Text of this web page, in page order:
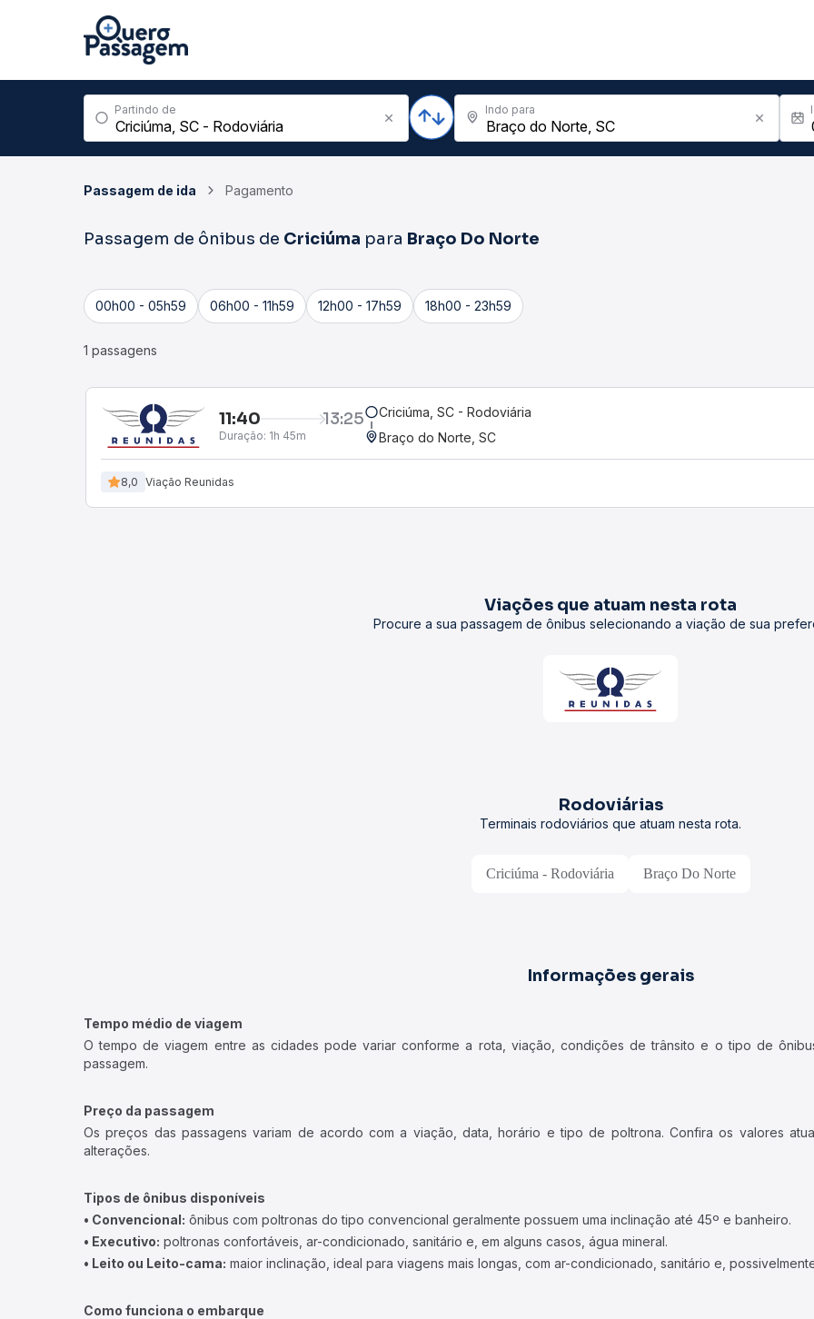
Partindo de Indo para
Passagem de ida Pagamento
Passagem de ônibus de Criciúma para Braço Do Norte
00h00 - 05h59 06h00 - 11h59 12h00 - 17h59 18h00 - 23h59
1 passagens
11:40 13:25
Duração: 1h 45m
Criciúma, SC - Rodoviária
Braço do Norte, SC
8,0 Viação Reunidas
Viações que atuam nesta rota
Procure a sua passagem de ônibus selecionando a viação de sua
Rodoviárias
Terminais rodoviários que atuam nesta rota.
Criciúma - Rodoviária Braço Do Norte
Informações gerais
Tempo médio de viagem
O tempo de viagem entre as cidades pode variar conforme a rota, viação, condições de trânsito e o tipo de
passagem.
Preço da passagem
Os preços das passagens variam de acordo com a viação, data, horário e tipo de poltrona. Confira os valores
alterações.
Tipos de ônibus disponíveis
• Convencional: ônibus com poltronas do tipo convencional geralmente possuem uma inclinação até 45º e banheiro.
• Executivo: poltronas confortáveis, ar-condicionado, sanitário e, em alguns casos, água mineral.
• Leito ou Leito-cama: maior inclinação, ideal para viagens mais longas, com ar-condicionado, sanitário e,
Como funciona o embarque